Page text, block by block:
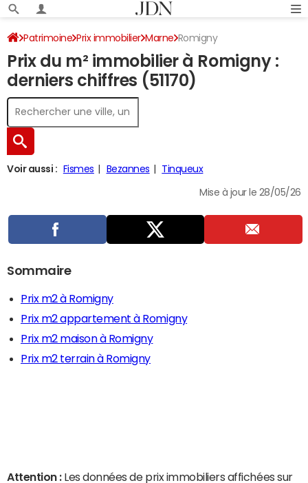
Patrimoine Prix immobilier Marne Romigny
Prix du m² immobilier à Romigny :
derniers chiffres (51170)
Voir aussi : Fismes Bezannes Tinqueux
Mise à jour le 28/05/26
Sommaire
Prix m2 à Romigny
Prix m2 appartement à Romigny
Prix m2 maison à Romigny
Prix m2 terrain à Romigny
Attention : Les données de prix immobiliers affichées sur